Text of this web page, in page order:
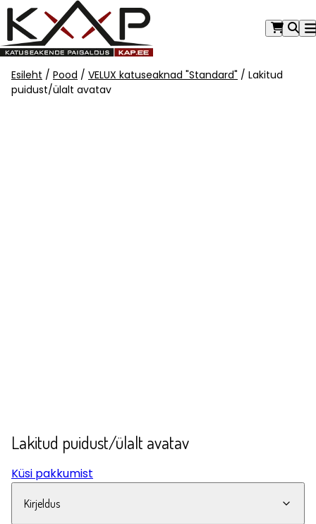
Mine
otse
sisu
juurde
Esileht / Pood / VELUX katuseaknad "Standard" / Lakitud
puidust/ülalt avatav
Lakitud puidust/ülalt avatav
Küsi pakkumist
Kirjeldus